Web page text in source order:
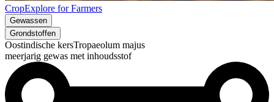
CropExplore for Farmers
Gewassen
Grondstoffen
Oostindische kersTropaeolum majus
meerjarig gewas met inhoudsstof